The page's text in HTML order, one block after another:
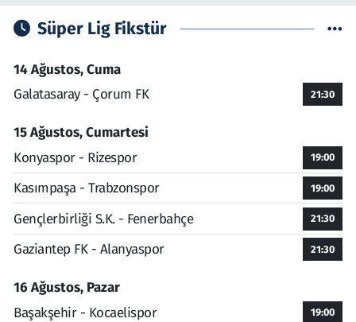
Süper Lig Fikstür
14 Ağustos, Cuma
Galatasaray - Çorum FK
21:30
15 Ağustos, Cumartesi
Konyaspor - Rizespor
19:00
Kasımpaşa - Trabzonspor 19:00
Gençlerbirliği S.K. - Fenerbahçe 21:30
Gaziantep FK - Alanyaspor 21:30
16 Ağustos, Pazar
Başakşehir - Kocaelispor
19:00